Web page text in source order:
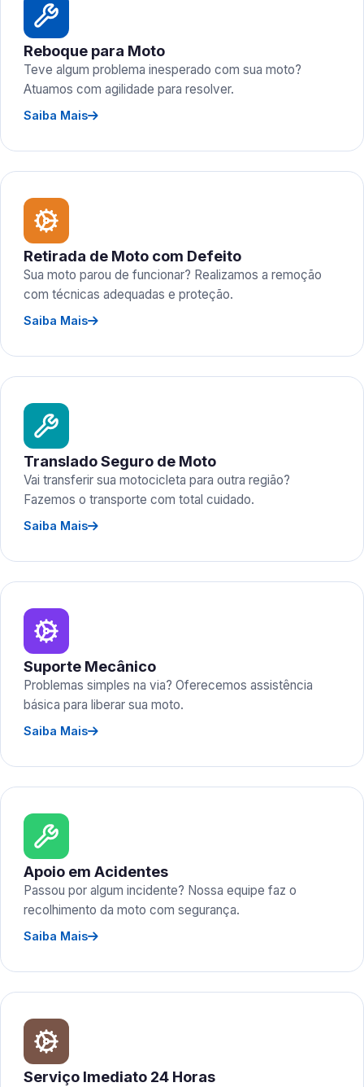
Reboque para Moto
Teve algum problema inesperado com sua moto?
Atuamos com agilidade para resolver.
Saiba Mais
Retirada de Moto com Defeito
Sua moto parou de funcionar? Realizamos a remoção
com técnicas adequadas e proteção.
Saiba Mais
Translado Seguro de Moto
Vai transferir sua motocicleta para outra região?
Fazemos o transporte com total cuidado.
Saiba Mais
Suporte Mecânico
Problemas simples na via? Oferecemos assistência
básica para liberar sua moto.
Saiba Mais
Apoio em Acidentes
Passou por algum incidente? Nossa equipe faz o
recolhimento da moto com segurança.
Saiba Mais
Serviço Imediato 24 Horas